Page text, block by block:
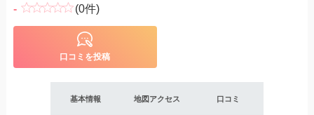
- (0件)
口コミを投稿
基本情報 地図アクセス 口コミ